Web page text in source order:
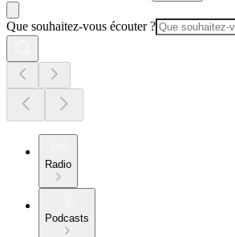
Que souhaitez-vous écouter ?
Radio
Podcasts